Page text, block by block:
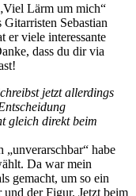
Lärm um mich“
Sebastian
er viele interessante
dass du dir via
jetzt allerdings
gleich direkt beim
„unverarschbar“ habe
Da war mein
gemacht, um so ein
der Figur. Jetzt beim